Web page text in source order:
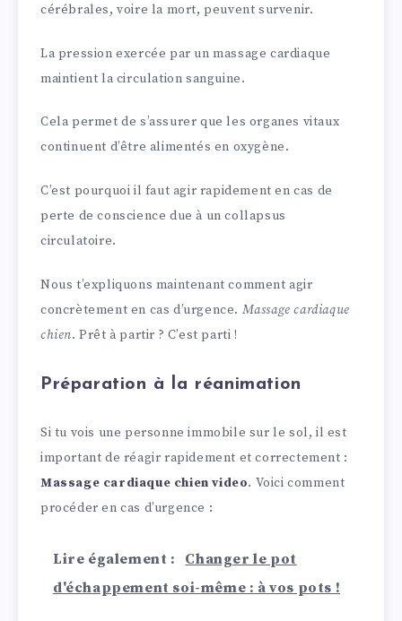
cérébrales, voire la mort, peuvent survenir.
La pression exercée par un massage cardiaque
maintient la circulation sanguine.
Cela permet de s’assurer que les organes vitaux
continuent d’être alimentés en oxygène.
C’est pourquoi il faut agir rapidement en cas de
perte de conscience due à un collapsus
circulatoire.
Nous t’expliquons maintenant comment agir
concrètement en cas d’urgence. Massage cardiaque
chien. Prêt à partir ? C’est parti !
Préparation à la réanimation
Si tu vois une personne immobile sur le sol, il est
important de réagir rapidement et correctement :
Massage cardiaque chien video. Voici comment
procéder en cas d’urgence :
Lire également :
Changer le pot
d'échappement soi-même : à vos pots !